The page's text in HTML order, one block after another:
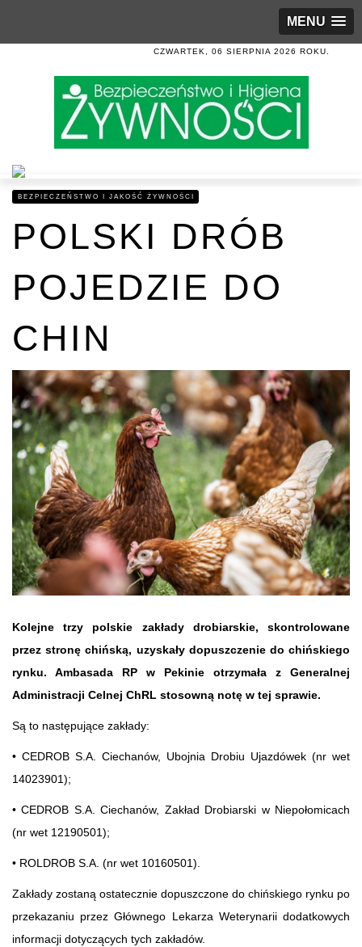
MENU
CZWARTEK, 06 SIERPNIA 2026 ROKU.
BEZPIECZEŃSTWO I JAKOŚĆ ŻYWNOŚCI
POLSKI DRÓB
POJEDZIE DO
CHIN
Kolejne trzy polskie zakłady drobiarskie, skontrolowane
przez stronę chińską, uzyskały dopuszczenie do chińskiego
rynku. Ambasada RP w Pekinie otrzymała z Generalnej
Administracji Celnej ChRL stosowną notę w tej sprawie.
Są to następujące zakłady:
• CEDROB S.A. Ciechanów, Ubojnia Drobiu Ujazdówek (nr wet
14023901);
• CEDROB S.A. Ciechanów, Zakład Drobiarski w Niepołomicach
(nr wet 12190501);
• ROLDROB S.A. (nr wet 10160501).
Zakłady zostaną ostatecznie dopuszczone do chińskiego rynku po
przekazaniu przez Głównego Lekarza Weterynarii dodatkowych
informacji dotyczących tych zakładów.